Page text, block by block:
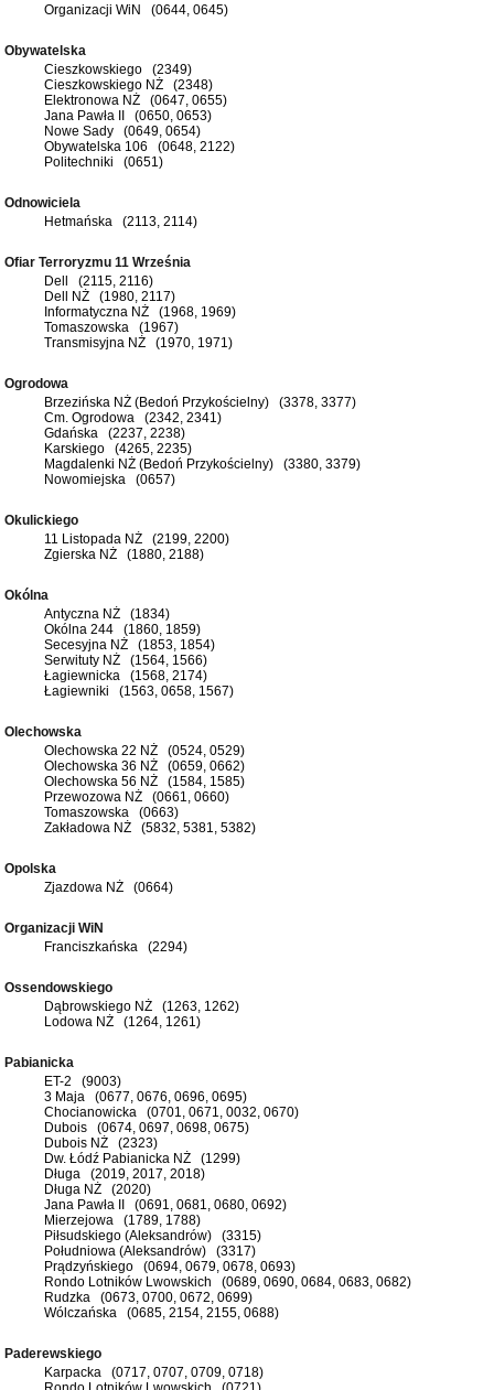
Organizacji WiN (0644, 0645)
Obywatelska
Cieszkowskiego (2349)
Cieszkowskiego NŻ (2348)
Elektronowa NŻ (0647, 0655)
Jana Pawła II (0650, 0653)
Nowe Sady (0649, 0654)
Obywatelska 106 (0648, 2122)
Politechniki (0651)
Odnowiciela
Hetmańska (2113, 2114)
Ofiar Terroryzmu 11 Września
Dell (2115, 2116)
Dell NŻ (1980, 2117)
Informatyczna NŻ (1968, 1969)
Tomaszowska (1967)
Transmisyjna NŻ (1970, 1971)
Ogrodowa
Brzezińska NŻ (Bedoń Przykościelny) (3378, 3377)
Cm. Ogrodowa (2342, 2341)
Gdańska (2237, 2238)
Karskiego (4265, 2235)
Magdalenki NŻ (Bedoń Przykościelny) (3380, 3379)
Nowomiejska (0657)
Okulickiego
11 Listopada NŻ (2199, 2200)
Zgierska NŻ (1880, 2188)
Okólna
Antyczna NŻ (1834)
Okólna 244 (1860, 1859)
Secesyjna NŻ (1853, 1854)
Serwituty NŻ (1564, 1566)
Łagiewnicka (1568, 2174)
Łagiewniki (1563, 0658, 1567)
Olechowska
Olechowska 22 NŻ (0524, 0529)
Olechowska 36 NŻ (0659, 0662)
Olechowska 56 NŻ (1584, 1585)
Przewozowa NŻ (0661, 0660)
Tomaszowska (0663)
Zakładowa NŻ (5832, 5381, 5382)
Opolska
Zjazdowa NŻ (0664)
Organizacji WiN
Franciszkańska (2294)
Ossendowskiego
Dąbrowskiego NŻ (1263, 1262)
Lodowa NŻ (1264, 1261)
Pabianicka
ET-2 (9003)
3 Maja (0677, 0676, 0696, 0695)
Chocianowicka (0701, 0671, 0032, 0670)
Dubois (0674, 0697, 0698, 0675)
Dubois NŻ (2323)
Dw. Łódź Pabianicka NŻ (1299)
Długa (2019, 2017, 2018)
Długa NŻ (2020)
Jana Pawła II (0691, 0681, 0680, 0692)
Mierzejowa (1789, 1788)
Piłsudskiego (Aleksandrów) (3315)
Południowa (Aleksandrów) (3317)
Prądzyńskiego (0694, 0679, 0678, 0693)
Rondo Lotników Lwowskich (0689, 0690, 0684, 0683, 0682)
Rudzka (0673, 0700, 0672, 0699)
Wólczańska (0685, 2154, 2155, 0688)
Paderewskiego
Karpacka (0717, 0707, 0709, 0718)